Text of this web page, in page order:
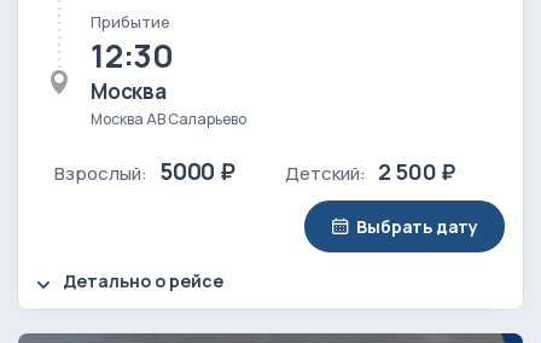
Прибытие
12:30
Москва
Москва АВ Саларьево
Взрослый: 5000 ₽ Детский: 2 500 ₽
Выбрать дату
Детально о рейсе